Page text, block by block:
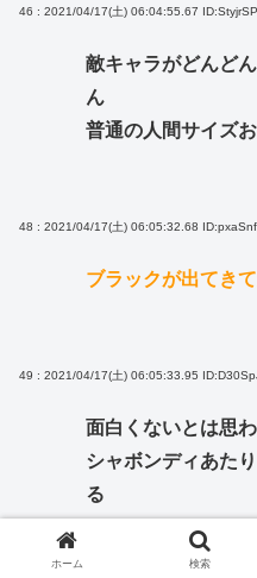
46 : 2021/04/17(土) 06:04:55.67
敵キャラがどんど
ん
普通の人間サイズ
48 : 2021/04/17(土) 06:05:32.68
ブラックが出てき
49 : 2021/04/17(土) 06:05:33.95
面白くないとは思
シャボンディあた
る
ホーム 検索